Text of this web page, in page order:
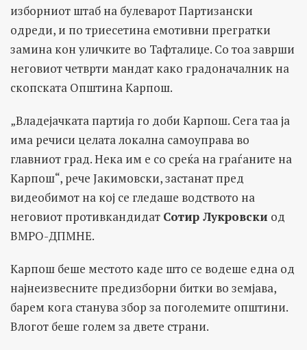
изборниот штаб на булеварот Партизански
одреди, и по триесетина емотивни прегратки
замина кон уличките во Тафталиџе. Со тоа заврши
неговиот четврти мандат како градоначалник на
скопската Општина Карпош.
„Владејачката партија го доби Карпош. Сега таа ја
има речиси целата локална самоуправа во
главниот град. Нека им е со среќа на граѓаните на
Карпош“, рече Јакимовски, застанат пред
видеобимот на кој се гледаше водството на
неговиот противкандидат Сотир Лукровски од
ВМРО-ДПМНЕ.
Карпош беше местото каде што се водеше една од
најнеизвесните предизборни битки во земјава,
барем кога станува збор за поголемите општини.
Влогот беше голем за двете страни.